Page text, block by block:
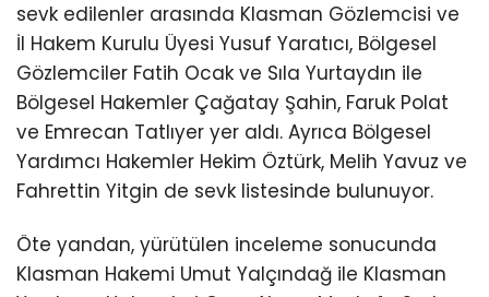
sevk edilenler arasında Klasman Gözlemcisi ve
İl Hakem Kurulu Üyesi Yusuf Yaratıcı, Bölgesel
Gözlemciler Fatih Ocak ve Sıla Yurtaydın ile
Bölgesel Hakemler Çağatay Şahin, Faruk Polat
ve Emrecan Tatlıyer yer aldı. Ayrıca Bölgesel
Yardımcı Hakemler Hekim Öztürk, Melih Yavuz ve
Fahrettin Yitgin de sevk listesinde bulunuyor.
Öte yandan, yürütülen inceleme sonucunda
Klasman Hakemi Umut Yalçındağ ile Klasman